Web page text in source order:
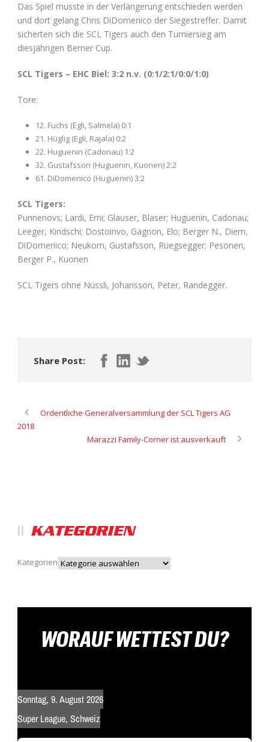
Das Spiel musste in der Verlängerung entschieden werden
und dort gelang Chris DiDomenico der Siegestreffer. Damit
sicherten sich die SCL Tigers auch den Turniersieg am
diesjährigen Berner Cup.
SCL Tigers – EHC Biel: 3:2 n.v. (0:1/2:1/0:0/1:0)
Tore:
12. Fuchs (Egli, Salmela) 0:1
21. Hüglig (Egli, Rajala) 0:2
22. Huguenin (Cadonau) 1:2
32. Gustafsson (Huguenin, Kuonen) 2:2
61. DiDomenico (Huguenin) 3:2
SCL Tigers:
Punnenovs; Lardi, Erni; Glauser, Blaser; Huguenin, Cadonau;
Leeger, Kindschi; Dostoinvo, Gagnon, Elo; Berger N., Diem,
DiDomenico; Neukom, Gustafsson, Rüegsegger; Pesonen,
Berger P., Kuonen
SCL Tigers ohne Nüssli, Johansson, Peter, Randegger.
Share Post:
Ordentliche Generalversammlung der SCL Tigers AG
2018
Marazzi Family-Corner ist ausverkauft
KATEGORIEN
Kategorien